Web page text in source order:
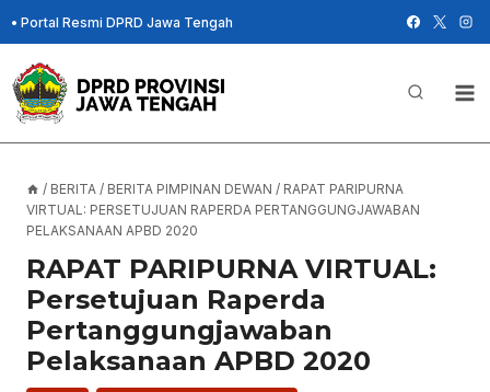
Skip
to
content
• Portal Resmi DPRD Jawa Tengah
/ BERITA / BERITA PIMPINAN DEWAN / RAPAT PARIPURNA
VIRTUAL: PERSETUJUAN RAPERDA PERTANGGUNGJAWABAN
PELAKSANAAN APBD 2020
RAPAT PARIPURNA VIRTUAL:
Persetujuan Raperda
Pertanggungjawaban
Pelaksanaan APBD 2020